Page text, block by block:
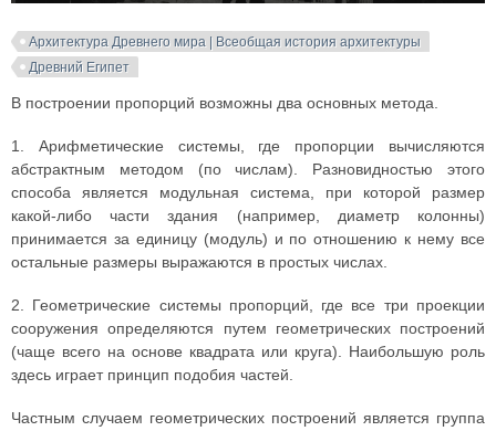
Архитектура Древнего мира | Всеобщая история архитектуры
Древний Египет
В построении пропорций возможны два основных метода.
1. Арифметические системы, где пропорции вычисляются
абстрактным методом (по числам). Разновидностью этого
способа является модульная система, при которой размер
какой-либо части здания (например, диаметр колонны)
принимается за единицу (модуль) и по отношению к нему все
остальные размеры выражаются в простых числах.
2. Геометрические системы пропорций, где все три проекции
сооружения определяются путем геометрических построений
(чаще всего на основе квадрата или круга). Наибольшую роль
здесь играет принцип подобия частей.
Частным случаем геометрических построений является группа